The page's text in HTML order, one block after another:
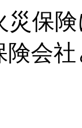
災保
険会